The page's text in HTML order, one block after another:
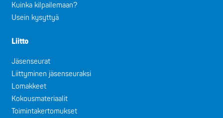
Kuinka kilpailemaan?
Usein kysyttyä
Liitto
Jäsenseurat
Liittyminen jäsenseuraksi
Lomakkeet
Kokousmateriaalit
Toimintakertomukset